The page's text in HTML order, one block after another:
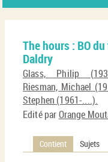
The hours : BO
Daldry
Glass, Philip
Riesman, Michael
Stephen (1961-....).
Edité parOrange
Contient Sujets